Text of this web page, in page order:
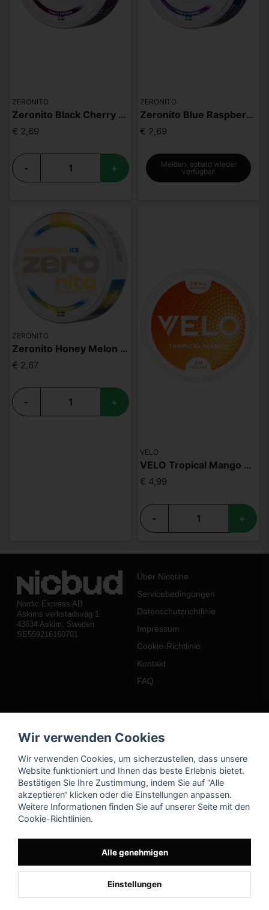
ZERONITO
Zeronito Black Cherry Slim
€ 2,69
- +
ZERONITO
Zeronito Blue Raspberry Slim
€ 2,69
Melden, sobald wieder
verfügbar.
ZERONITO
Zeronito Honey Melon Ice Slim
€ 2,67
- +
VELO
VELO Tropical Mango Zero
€ 4,99
- +
Nordic Express AB
Askims verkstadsväg 1
43634 Askim, Sweden
SE559216160701
Über Nicotine
Servicebedingungen
Datenschutzrichtlinie
Impressum
Cookie-Richtlinie
Kontakt
FAQ
Mein Konto
Registrieren
Passwort vergessen?
Wir verwenden Cookies
Wir verwenden Cookies, um sicherzustellen, dass unsere
Website funktioniert und Ihnen das beste Erlebnis bietet.
Bestätigen Sie Ihre Zustimmung, indem Sie auf “Alle
akzeptieren“ klicken oder die Einstellungen anpassen.
Weitere Informationen finden Sie auf unserer Seite mit den
Cookie-Richtlinien.
Alle genehmigen
Einstellungen